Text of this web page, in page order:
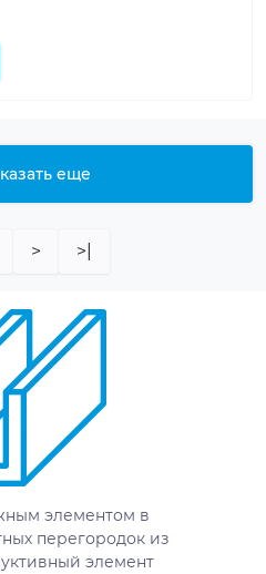
еще
> >|
элементом в
перегородок из
элемент